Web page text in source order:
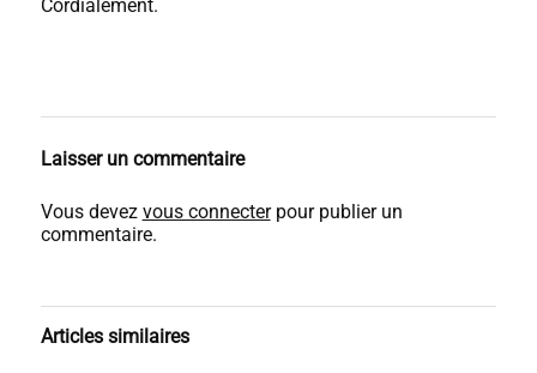
Cordialement.
Laisser un commentaire
Vous devez vous connecterpour publier un
commentaire.
Articles similaires